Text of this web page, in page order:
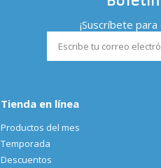
¡Suscríbete
Tienda en línea
Productos del mes
Temporada
Descuentos